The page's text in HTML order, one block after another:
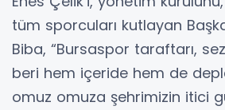
tüm sporcuları kutlayan
Biba, “Bursaspor taraftarı,
beri hem içeride hem de
omuz omuza şehrimizin itici